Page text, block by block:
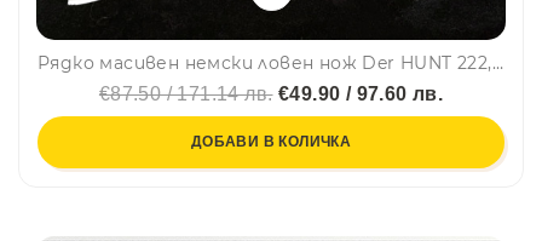
Рядко масивен немски ловен нож Der HUNT 222, фултанг стомана 5Cr13Mov, дървена дръжка chicken wings wood, кожена кания
€87.50 / 171.14 лв.€49.90 / 97.60 лв.
ДОБАВИ В КОЛИЧКА